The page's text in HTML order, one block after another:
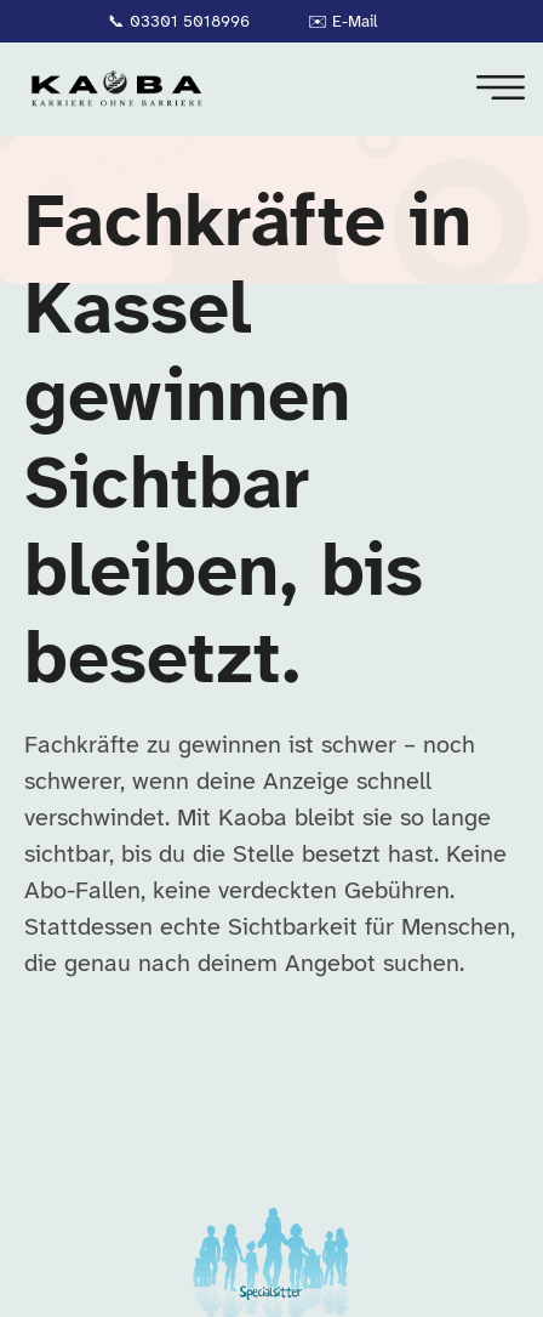
📞 03301 5018996 ✉️ E-Mail
Fachkräfte in
Kassel
gewinnen
Sichtbar
bleiben, bis
besetzt.
Fachkräfte zu gewinnen ist schwer – noch
schwerer, wenn deine Anzeige schnell
verschwindet. Mit Kaoba bleibt sie so lange
sichtbar, bis du die Stelle besetzt hast. Keine
Abo-Fallen, keine verdeckten Gebühren.
Stattdessen echte Sichtbarkeit für Menschen,
die genau nach deinem Angebot suchen.
Unsere Arbeitgeber in